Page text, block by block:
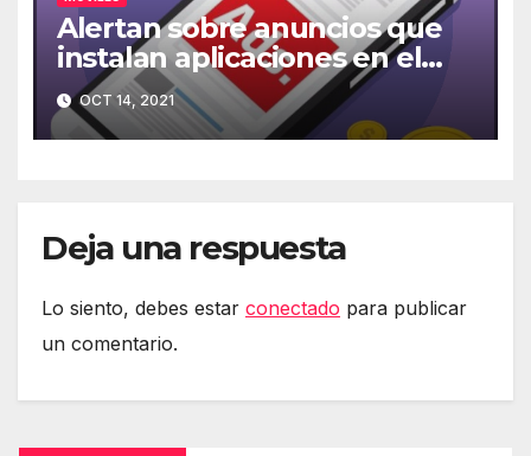
Alertan sobre anuncios que
instalan aplicaciones en el
móvil
OCT 14, 2021
Deja una respuesta
Lo siento, debes estar conectado para publicar
un comentario.